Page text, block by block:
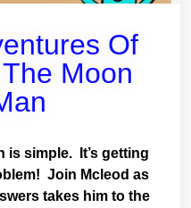
Of
Moon
is simple. It’s getting
Join Mcleod as
takes him to the